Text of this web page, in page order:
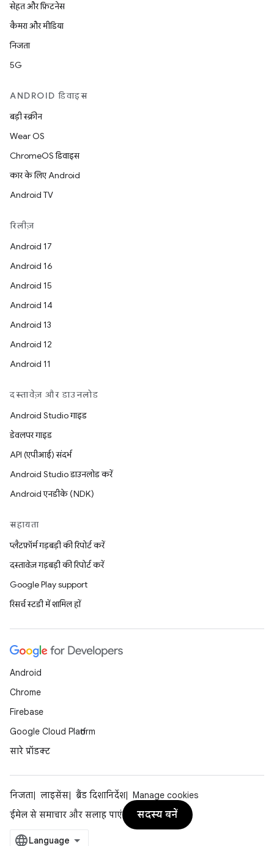
सेहत और फ़िटनेस
कैमरा और मीडिया
निजता
5G
ANDROID डिवाइस
बड़ी स्क्रीन
Wear OS
ChromeOS डिवाइस
कार के लिए Android
Android TV
रिलीज़
Android 17
Android 16
Android 15
Android 14
Android 13
Android 12
Android 11
दस्तावेज़ और डाउनलोड
Android Studio गाइड
डेवलपर गाइड
API (एपीआई) संदर्भ
Android Studio डाउनलोड करें
Android एनडीके (NDK)
सहायता
प्लैटफ़ॉर्म गड़बड़ी की रिपोर्ट करें
दस्तावेज़ गड़बड़ी की रिपोर्ट करें
Google Play support
रिसर्च स्टडी में शामिल हों
Android
Chrome
Firebase
Google Cloud Platform
सारे प्रॉडक्ट
निजता लाइसेंस ब्रैंड दिशानिर्देश
Manage cookies
ईमेल से समाचार और सलाह पाएं
सदस्य बनें